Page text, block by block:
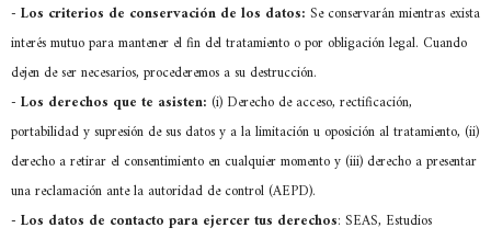
- Los criterios de conservación de los datos: Se conservarán mientras exista
interés mutuo para mantener el fin del tratamiento o por obligación legal. Cuando
dejen de ser necesarios, procederemos a su destrucción.
- Los derechos que te asisten: (i) Derecho de acceso, rectificación,
portabilidad y supresión de sus datos y a la limitación u oposición al tratamiento, (ii)
derecho a retirar el consentimiento en cualquier momento y (iii) derecho a presentar
una reclamación ante la autoridad de control (AEPD).
- Los datos de contacto para ejercer tus derechos: SEAS, Estudios